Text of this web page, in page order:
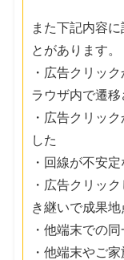
また下記内容
とがあります。
・広告クリッ
ラウザ内で遷
・広告クリッ
した
・回線が不安
・広告クリッ
き継いで成果
・他端末での
・他端末やご